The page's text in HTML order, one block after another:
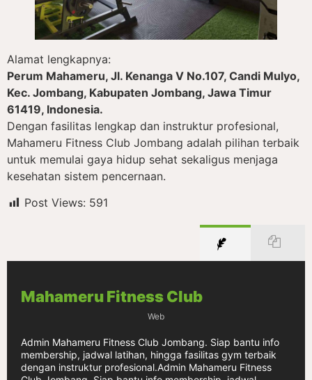
Alamat lengkapnya:
Perum Mahameru, Jl. Kenanga V No.107, Candi Mulyo,
Kec. Jombang, Kabupaten Jombang, Jawa Timur
61419, Indonesia.
Dengan fasilitas lengkap dan instruktur profesional,
Mahameru Fitness Club Jombang adalah pilihan terbaik
untuk memulai gaya hidup sehat sekaligus menjaga
kesehatan sistem pencernaan.
Post Views: 591
Mahameru Fitness Club
Web
Admin Mahameru Fitness Club Jombang. Siap bantu info
membership, jadwal latihan, hingga fasilitas gym terbaik
dengan instruktur profesional.Admin Mahameru Fitness